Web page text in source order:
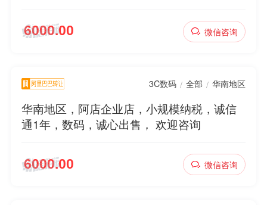
微信咨询
3C数码 / 全部 / 华南地区
华南地区，阿店企业店，小规模纳税，诚信
通1年，数码，诚心出售， 欢迎咨询
微信咨询